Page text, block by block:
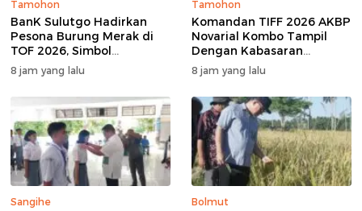
Tamohon
BanK Sulutgo Hadirkan
Pesona Burung Merak di
TOF 2026, Simbol
Keagungan Dan
Kemakmuran
8 jam yang lalu
Tamohon
Komandan TIFF 2026 AKBP
Novarial Kombo Tampil
Dengan Kabasaran
Minahasa, Padukan Tugas
Dan Budaya
8 jam yang lalu
Sangihe Bolmut